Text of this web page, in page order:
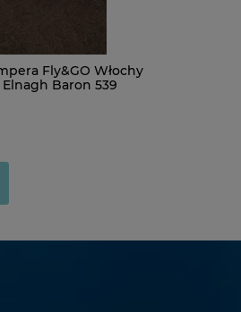
Fly&GO Włochy
Baron 539
CD/DVD